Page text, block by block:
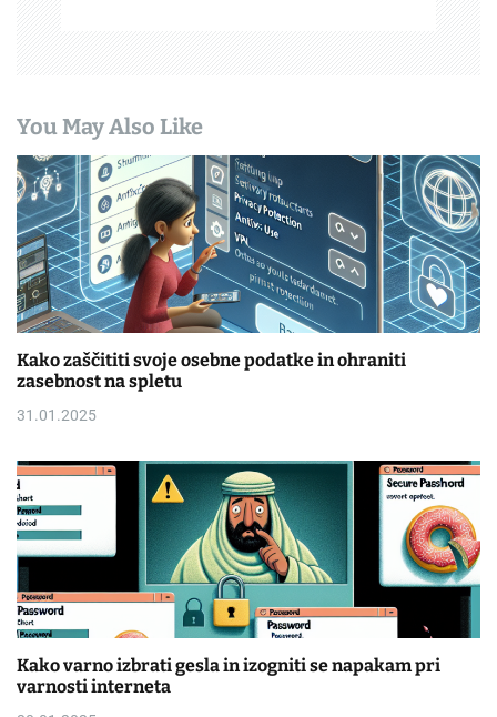
You May Also Like
Kako zaščititi svoje osebne podatke in ohraniti
zasebnost na spletu
31.01.2025
Kako varno izbrati gesla in izogniti se napakam pri
varnosti interneta